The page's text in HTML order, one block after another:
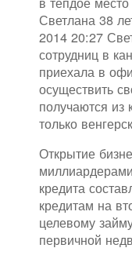
Светлана 38
2014 20:27
сотрудниц в
приехала в
осуществить
получаются из
только
Открытие
кредита
кредитам на
целевому
первичной